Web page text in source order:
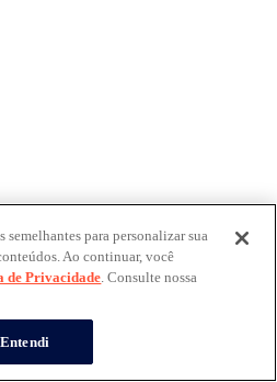
semelhantes para personalizar sua
Ao continuar, você
de Privacidade. Consulte nossa
Entendi